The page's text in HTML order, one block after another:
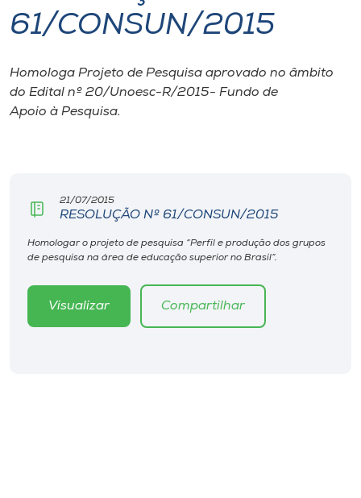
I.nova
Diplomados
Rádio
61/CONSUN/2015
Homologa Projeto de Pesquisa aprovado no âmbito
do Edital nº 20/Unoesc-R/2015- Fundo de
Apoio à Pesquisa.
21/07/2015
RESOLUÇÃO Nº 61/CONSUN/2015
Homologar o projeto de pesquisa “Perfil e produção dos grupos
de pesquisa na área de educação superior no Brasil”.
Visualizar Compartilhar